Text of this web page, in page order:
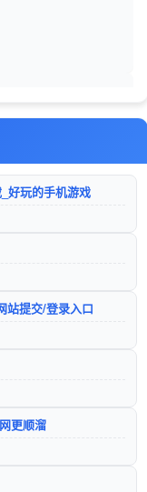
好玩的手机游戏
站提交/登录入口
更顺溜